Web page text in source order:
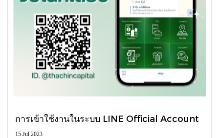
การเข้าใช้งานในระบบ LINE Official Account
15 Jul 2023